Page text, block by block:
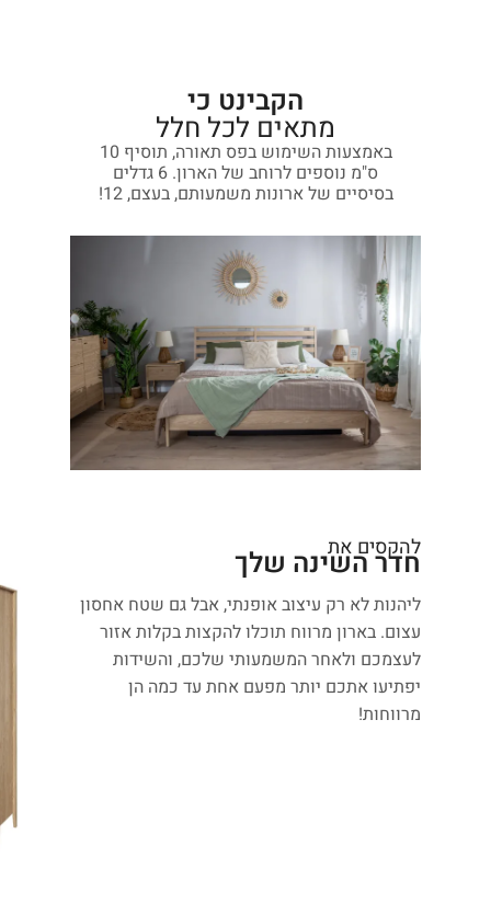
הקבינט כי
מתאים לכל חלל
באמצעות השימוש בפס תאורה, תוסיף 10
ס"מ נוספים לרוחב של הארון. 6 גדלים
בסיסיים של ארונות משמעותם, בעצם, 12!
להקסים את
חדר השינה שלך
ליהנות לא רק עיצוב אופנתי, אבל גם שטח אחסון
עצום. בארון מרווח תוכלו להקצות בקלות אזור
לעצמכם ולאחר המשמעותי שלכם, והשידות
יפתיעו אתכם יותר מפעם אחת עד כמה הן
מרווחות!